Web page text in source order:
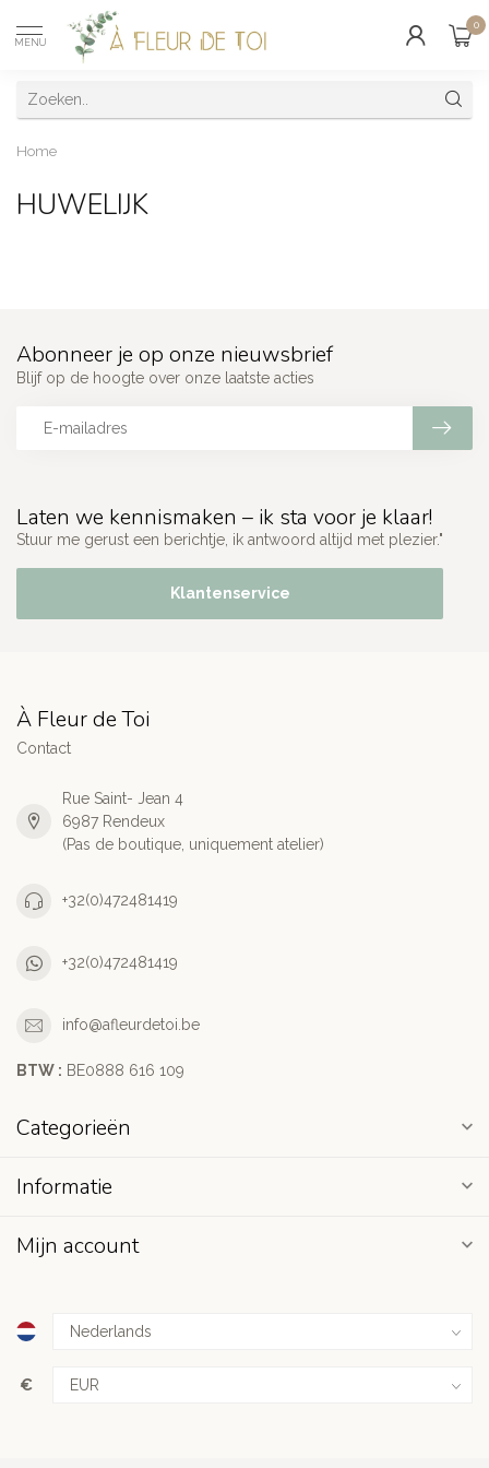
MENU
0
Home
HUWELIJK
Laten we kennismaken – ik sta voor je klaar!
Stuur me gerust een berichtje, ik antwoord altijd met plezier."
Klantenservice
Abonneer je op onze nieuwsbrief
Blijf op de hoogte over onze laatste acties
À Fleur de Toi
Contact
Rue Saint- Jean 4
6987 Rendeux
(Pas de boutique, uniquement atelier)
+32(0)472481419
+32(0)472481419
info@afleurdetoi.be
BTW : BE0888 616 109
Categorieën
Informatie
Mijn account
€